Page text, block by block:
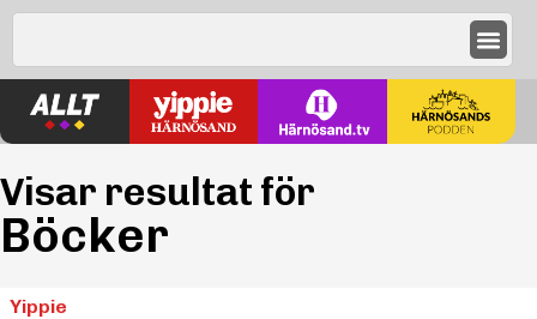
Visar resultat för
Böcker
Yippie